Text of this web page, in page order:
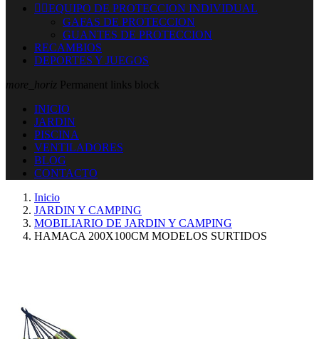
 EQUIPO DE PROTECCION INDIVIDUAL
GAFAS DE PROTECCION
GUANTES DE PROTECCION
RECAMBIOS
DEPORTES Y JUEGOS
more_horiz Permanent links block
INICIO
JARDIN
PISCINA
VENTILADORES
BLOG
CONTACTO
Inicio
JARDIN Y CAMPING
MOBILIARIO DE JARDIN Y CAMPING
HAMACA 200X100CM MODELOS SURTIDOS